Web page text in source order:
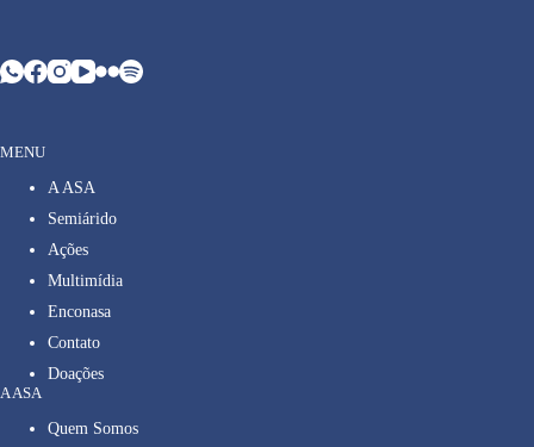
MENU
A ASA
Semiárido
Ações
Multimídia
Enconasa
Contato
Doações
A ASA
Quem Somos